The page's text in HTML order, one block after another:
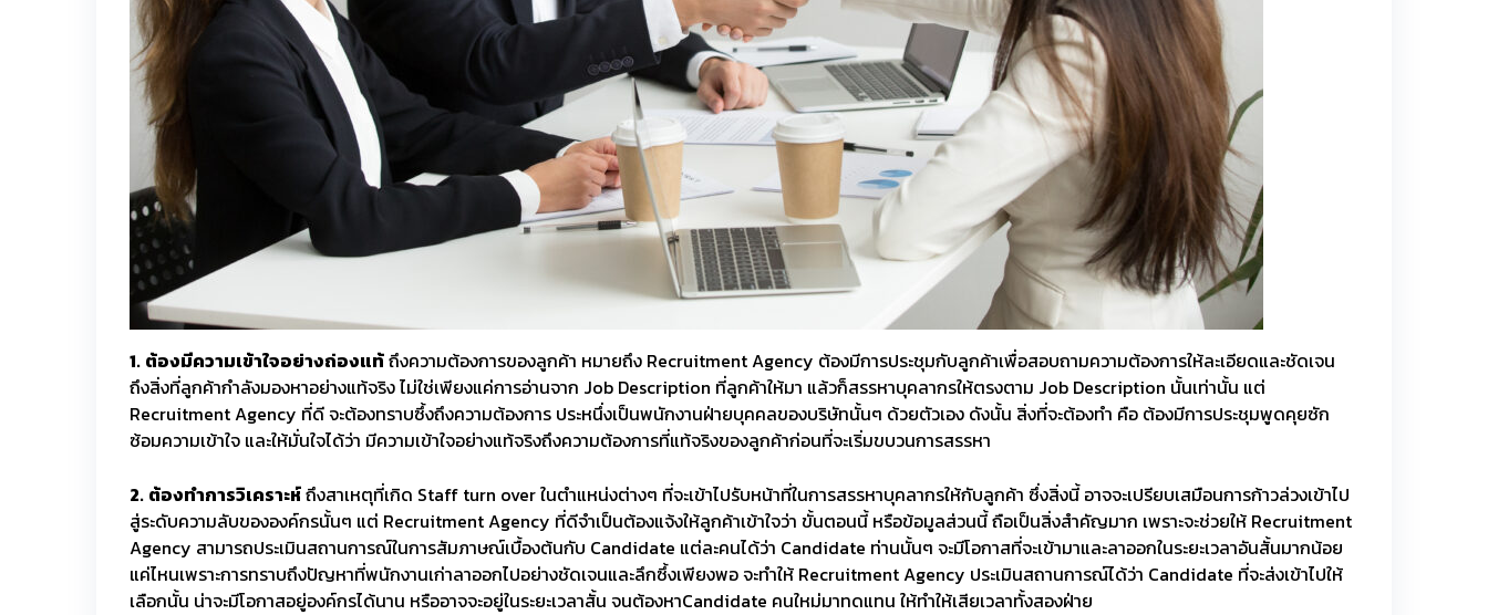
1. ต้องมีความเข้าใจอย่างถ่องแท้ถึงความต้องการของลูกค้า หมายถึง Recruitment Agency ต้องมีการประชุมกับลูกค้าเพื่อสอบถามความต้องการให้ละเอียดและชัดเจน
ถึงสิ่งที่ลูกค้ากำลังมองหาอย่างแท้จริง ไม่ใช่เพียงแค่การอ่านจาก Job Description ที่ลูกค้าให้มา แล้วก็สรรหาบุคลากรให้ตรงตาม Job Description นั้นเท่านั้น แต่
Recruitment Agency ที่ดี จะต้องทราบซึ้งถึงความต้องการ ประหนึ่งเป็นพนักงานฝ่ายบุคคลของบริษัทนั้นๆ ด้วยตัวเอง ดังนั้น สิ่งที่จะต้องทำ คือ ต้องมีการประชุมพูดคุยซัก
ซ้อมความเข้าใจ และให้มั่นใจได้ว่า มีความเข้าใจอย่างแท้จริงถึงความต้องการที่แท้จริงของลูกค้าก่อนที่จะเริ่มขบวนการสรรหา
2. ต้องทำการวิเคราะห์ถึงสาเหตุที่เกิด Staff turn over ในตำแหน่งต่างๆ ที่จะเข้าไปรับหน้าที่ในการสรรหาบุคลากรให้กับลูกค้า ซึ่งสิ่งนี้ อาจจะเปรียบเสมือนการก้าวล่วงเข้าไป
สู่ระดับความลับขององค์กรนั้นๆ แต่ Recruitment Agency ที่ดีจำเป็นต้องแจ้งให้ลูกค้าเข้าใจว่า ขั้นตอนนี้ หรือข้อมูลส่วนนี้ ถือเป็นสิ่งสำคัญมาก เพราะจะช่วยให้ Recruitment
Agency สามารถประเมินสถานการณ์ในการสัมภาษณ์เบื้องต้นกับ Candidate แต่ละคนได้ว่า Candidate ท่านนั้นๆ จะมีโอกาสที่จะเข้ามาและลาออกในระยะเวลาอันสั้นมากน้อย
แค่ไหนเพราะการทราบถึงปัญหาที่พนักงานเก่าลาออกไปอย่างชัดเจนและลึกซึ้งเพียงพอ จะทำให้ Recruitment Agency ประเมินสถานการณ์ได้ว่า Candidate ที่จะส่งเข้าไปให้
เลือกนั้น น่าจะมีโอกาสอยู่องค์กรได้นาน หรืออาจจะอยู่ในระยะเวลาสั้น จนต้องหาCandidate คนใหม่มาทดแทน ให้ทำให้เสียเวลาทั้งสองฝ่าย